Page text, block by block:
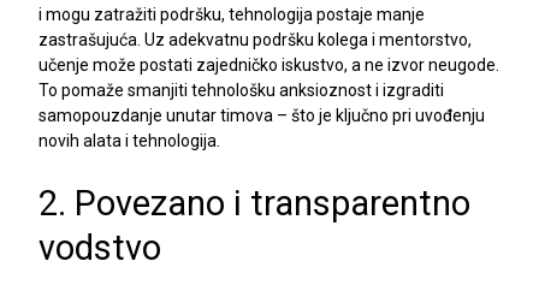
i mogu zatražiti podršku, tehnologija postaje manje
zastrašujuća. Uz adekvatnu podršku kolega i mentorstvo,
učenje može postati zajedničko iskustvo, a ne izvor neugode.
To pomaže smanjiti tehnološku anksioznost i izgraditi
samopouzdanje unutar timova – što je ključno pri uvođenju
novih alata i tehnologija.
2. Povezano i transparentno
vodstvo